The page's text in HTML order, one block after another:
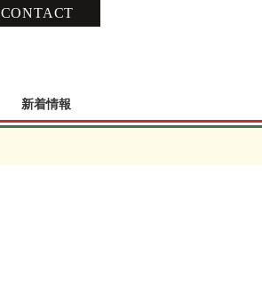
CONTACT
新着情報